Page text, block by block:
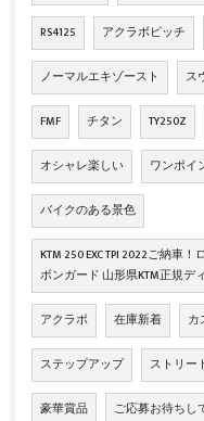
RS4125 アクラボビッチ
ノーマルエキゾースト ス
FMF チタン TY250Z
オシャレ楽しい ワンポイ
バイクのある景色
KTM 250 EXC TPI 2022ご納車
ボンガード 山形県KTM正規デ
アクラポ 在庫新着 カ
ステップアップ ストリー
豪華賞品 ご応募お待ちし